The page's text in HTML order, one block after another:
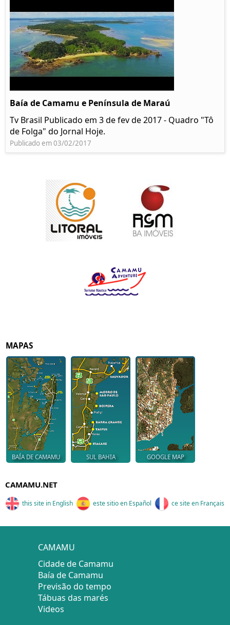
Baía de Camamu e Península de Maraú
Tv Brasil Publicado em 3 de fev de 2017 - Quadro "Tô
de Folga" do Jornal Hoje.
Publicado em 03/02/2017
MAPAS
BAÍA DE CAMAMU SUL BAHIA GOOGLE MAP
CAMAMU.NET
this site in English este sitio en Español ce site en Français
CAMAMU
Cidade de Camamu
Baía de Camamu
Previsão do tempo
Tábuas das marés
Videos